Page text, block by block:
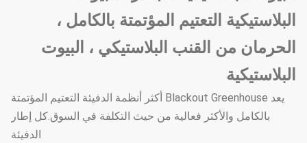
البلاستيكية التعتيم المؤتمتة بالكامل ،
الحرمان من القنب البلاستيكي ، البيوت
البلاستيكية
يعد Blackout Greenhouse أكثر أنظمة الدفيئة التعتيم المؤتمتة
بالكامل والأكثر فعالية من حيث التكلفة في السوق.كل إطار
الدفيئة